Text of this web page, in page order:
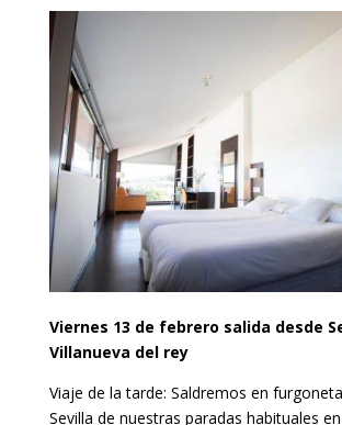
Viernes 13 de febrero salida desde
Villanueva del rey
Viaje de la tarde: Saldremos en
Sevilla de nuestras paradas habituales